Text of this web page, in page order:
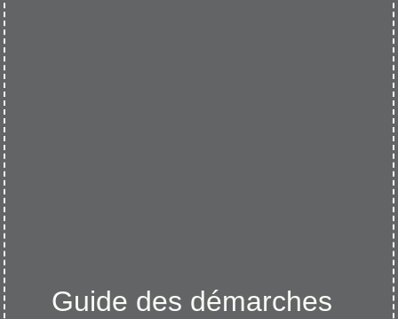
Guide des démarches